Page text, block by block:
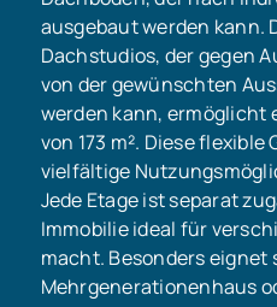
ausgebaut werden kann.
Dachstudios, der gegen
von der gewünschten
werden kann, ermöglicht
von 173 m². Diese
vielfältige
Jede Etage ist separat
Immobilie ideal für
macht. Besonders eignet
Mehrgenerationenhaus